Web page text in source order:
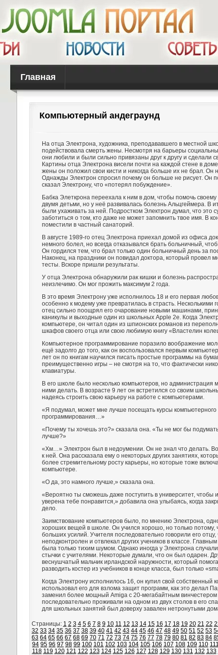
Главная
Компьютерный андеграунд
На отца Электрона, художника, преподававшего в местной
подействовала смерть жены. Несмотря на барьеры
они любили и были сильно привязаны друг к другу и сделали
Картины отца Электрона висели почти на каждой стене в
жены он положил свои кисти и никогда больше их не брал. Он
Однажды Электрон спросил почему он больше не рисует. Он
сказал Электрону, что «потерял побуждение».
Бабка Элеткрона переехала к ним в дом, чтобы помочь своему
двумя детьми, но у неё развивалась болезнь Альцгеймера. В
были ухаживать за ней. Подростком Электрон думал, что это
заботиться о том, кто даже не может запомнить твое имя. В
поместили в частный санаторий.
В августе 1989-го отец Электрона приехал домой из офиса
немного болел, но всегда отказывался брать больничный,
Он гордился тем, что брал только один больничный день за
Наконец, на праздники он повидал доктора, который провел
тесты. Вскоре пришли результаты.
У отца Электрона обнаружили рак кишки и болезнь
неизлечимо. Он мог прожить максимум 2 года.
В это время Электрону уже исполнилось 18 и его первая
особенно к модему уже превратилась в страсть. Несколькими
отец сильно поощрял его очарование новыми машинами,
каникулы и выходные один из школьных Apple 2e. Когда
компьютере, он читал один из шпионских романов из
шкафов своего отца или свою любимую книгу «Властелин
Компьютерное программирование поразило воображение
ещё задолго до того, как он воспользовался первым
лет он по книгам научился писать простые программы на
преимущественно игры – не смотря на то, что фактически
клавиатуры.
В его школе было несколько компьютеров, но администрация
ними делать. В возрасте 9 лет он встретился со своим
надеясь строить свою карьеру на работе с компьютерами.
«Я подумал, может мне лучше посещать курсы компьютерного
программирования…»
«Почему ты хочешь это?» сказала она. «Ты не мог бы
лучше?»
«Хм…» Электрон был в недоумении. Он не знал что делать.
к ней. Она рассказала ему о некоторых других занятиях,
более стремительному росту карьеры, но которые тоже
компьютере.
«О да, это намного лучше,» сказала она.
«Вероятно ты сможешь даже поступить в университет, чтобы
уверена тебе понравится,» добавила она улыбаясь, когда
дело.
Заимствование компьютеров было, по мнению Электрона,
хороших вещей в школе. Он учился хорошо, но только потому,
больших усилий. Учителя последовательно говорили его
неподконтролен и отвлекал других учеников в классе.
была только тихим шумом. Однако иногда у Электрона
стычки с учителями. Некоторые думали, что он был одарен.
веснушчатый мальчик ирландской наружности, который
разводить костер из учебников в конце класса, был только
Когда Электрону исполнилось 16, он купил свой собственный
использовал его для взлома защит программ, как это делал
заменил более мощный Amiga с 20-мегабайтным
последовательно проживали на одном из двух столов в его
для школьных занятий был доверху завален нетронутыми
Страницы: 1 2 3 4 5 6 7 8 9 10 11 12 13 14 15 16 17 18 19 20 21 22
32 33 34 35 36 37 38 39 40 41 42 43 44 45 46 47 48 49 50 51 52 53
63 64 65 66 67 68 69 70 71 72 73 74 75 76 77 78 79 80 81 82 83 84
94 95 96 97 98 99 100 101 102 103 104 105 106 107 108 109 110
118 119 120 121 122 123 124 125 126 127 128 129 130 131 132 133